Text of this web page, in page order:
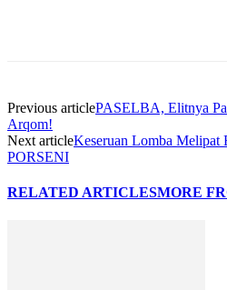
Previous articlePASELBA, Elitnya
Arqom!
Next articleKeseruan Lomba Melipat
PORSENI
RELATED ARTICLESMORE